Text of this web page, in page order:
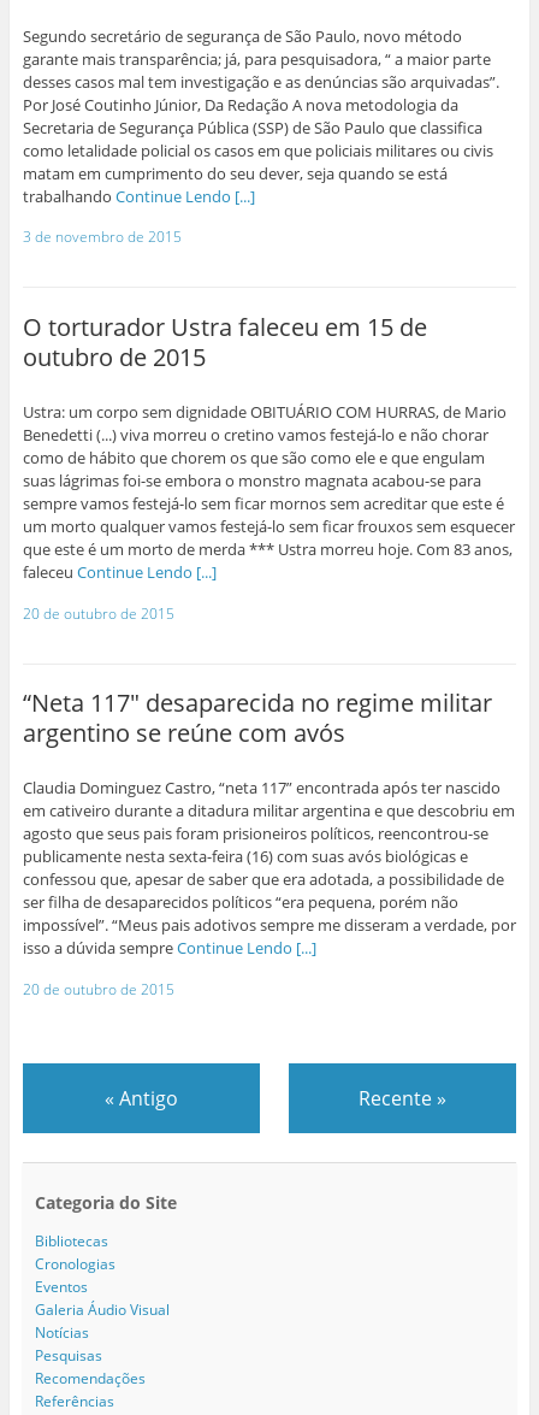
Segundo secretário de segurança de São Paulo, novo método
garante mais transparência; já, para pesquisadora, “ a maior parte
desses casos mal tem investigação e as denúncias são arquivadas”.
Por José Coutinho Júnior, Da Redação A nova metodologia da
Secretaria de Segurança Pública (SSP) de São Paulo que classifica
como letalidade policial os casos em que policiais militares ou civis
matam em cumprimento do seu dever, seja quando se está
trabalhando Continue Lendo [...]
3 de novembro de 2015
O torturador Ustra faleceu em 15 de
outubro de 2015
Ustra: um corpo sem dignidade OBITUÁRIO COM HURRAS, de Mario
Benedetti (...) viva morreu o cretino vamos festejá-lo e não chorar
como de hábito que chorem os que são como ele e que engulam
suas lágrimas foi-se embora o monstro magnata acabou-se para
sempre vamos festejá-lo sem ficar mornos sem acreditar que este é
um morto qualquer vamos festejá-lo sem ficar frouxos sem esquecer
que este é um morto de merda *** Ustra morreu hoje. Com 83 anos,
faleceu Continue Lendo [...]
20 de outubro de 2015
“Neta 117″ desaparecida no regime militar
argentino se reúne com avós
Claudia Dominguez Castro, “neta 117” encontrada após ter nascido
em cativeiro durante a ditadura militar argentina e que descobriu em
agosto que seus pais foram prisioneiros políticos, reencontrou-se
publicamente nesta sexta-feira (16) com suas avós biológicas e
confessou que, apesar de saber que era adotada, a possibilidade de
ser filha de desaparecidos políticos “era pequena, porém não
impossível”. “Meus pais adotivos sempre me disseram a verdade, por
isso a dúvida sempreContinue Lendo [...]
20 de outubro de 2015
« Antigo Recente»
Categoria do Site
Bibliotecas
Cronologias
Eventos
Galeria Áudio Visual
Notícias
Pesquisas
Recomendações
Referências